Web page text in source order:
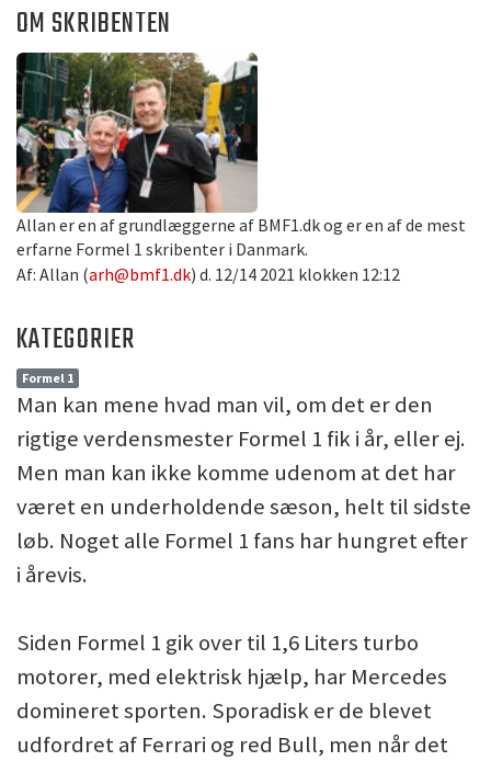
OM SKRIBENTEN
Allan er en af grundlæggerne af BMF1.dk og er en af de mest
erfarne Formel 1 skribenter i Danmark.
Af: Allan (arh@bmf1.dk) d. 12/14 2021 klokken 12:12
KATEGORIER
Formel 1
Man kan mene hvad man vil, om det er den
rigtige verdensmester Formel 1 fik i år, eller ej.
Men man kan ikke komme udenom at det har
været en underholdende sæson, helt til sidste
løb. Noget alle Formel 1 fans har hungret efter
i årevis.
Siden Formel 1 gik over til 1,6 Liters turbo
motorer, med elektrisk hjælp, har Mercedes
domineret sporten. Sporadisk er de blevet
udfordret af Ferrari og red Bull, men når det